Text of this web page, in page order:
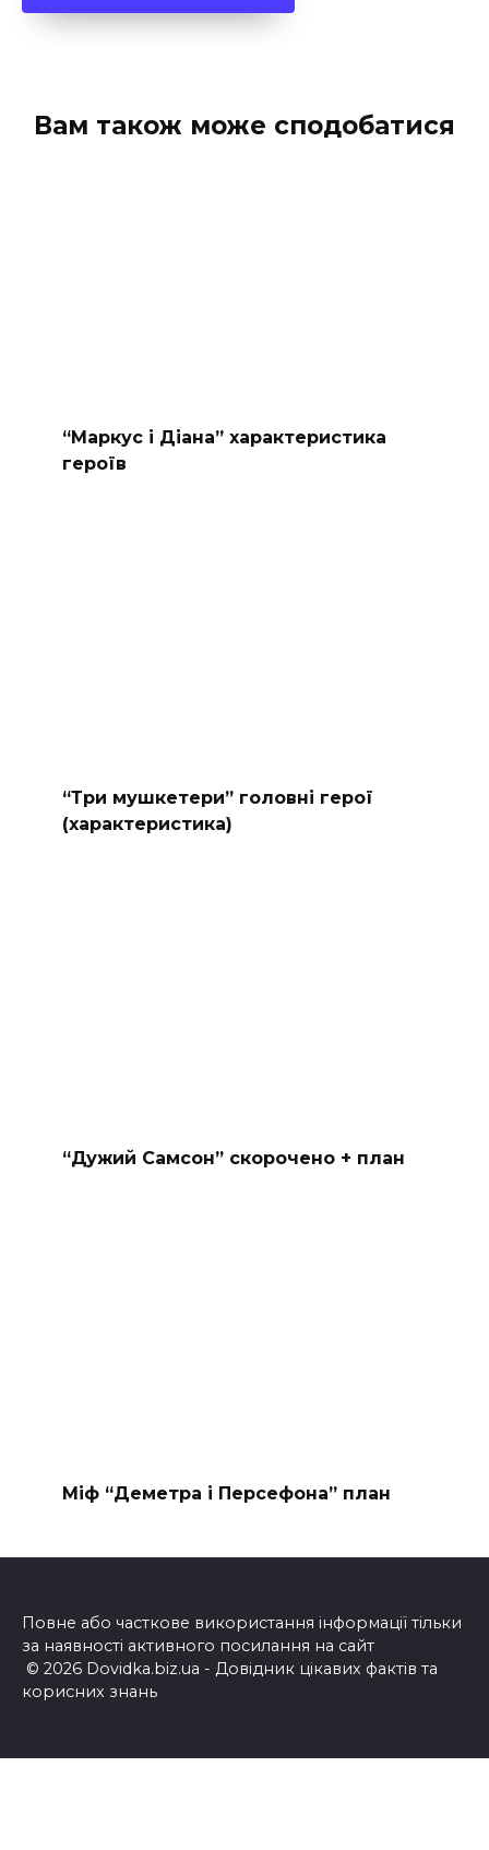
Вам також може сподобатися
“Маркус і Діана” характеристика
героїв
“Три мушкетери” головні герої
(характеристика)
“Дужий Самсон” скорочено + план
Міф “Деметра і Персефона” план
Повне або часткове використання інформації тільки
за наявності активного посилання на сайт
© 2026 Dovidka.biz.ua - Довідник цікавих фактів та
корисних знань